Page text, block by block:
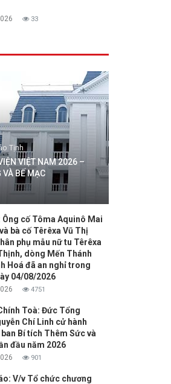
33
Tịnh
VIỆT NAM 2026 –
VÀ BẾ MẠC
Ông cố Tôma Aquinô Mai
bà cố Têrêxa Vũ Thị
phụ mẫu nữ tu Têrêxa
dòng Mến Thánh
Hoá đã an nghỉ trong
04/08/2026
4751
Toà: Đức Tổng
Chí Linh cử hành
Bí tích Thêm Sức và
đầu năm 2026
901
V/v Tổ chức chương